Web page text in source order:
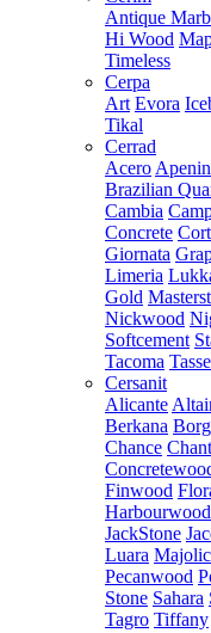
Antique
Hi Wood
Timeless
Cerpa
Art Evora
Tikal
Cerrad
Acero
Brazilian
Cambia
Concrete
Giornata
Limeria
Gold
Nickwood
Softcement
Tacoma
Cersanit
Alicante
Berkana
Chance
Finwood
Harbourwood
JackStone
Luara
Pecanwood
Stone Sahara
Tagro Tiffany